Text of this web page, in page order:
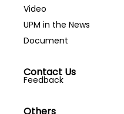
Video
UPM in the News
Document
Contact Us
Feedback
Others